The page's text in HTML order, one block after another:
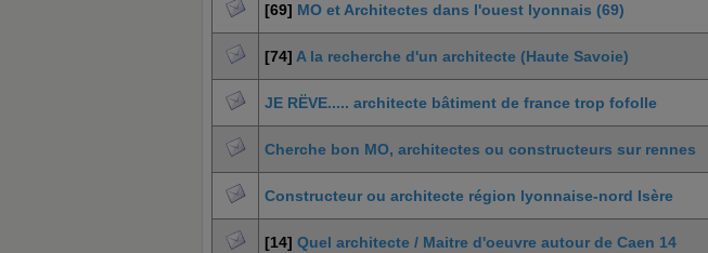
[69] MO et Architectes dans l'ouest lyonnais (69)
[74] A la recherche d'un architecte (Haute Savoie)
JE RËVE..... architecte bâtiment de france trop fofolle
Cherche bon MO, architectes ou constructeurs sur rennes
Constructeur ou architecte région lyonnaise-nord Isère
[14] Quel architecte / Maitre d'oeuvre autour de Caen 14